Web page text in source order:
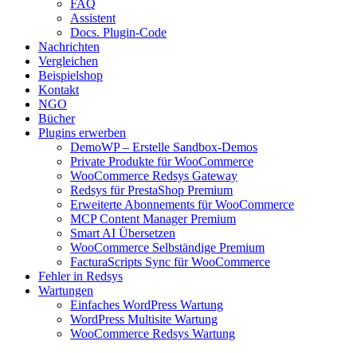
FAQ
Assistent
Docs. Plugin-Code
Nachrichten
Vergleichen
Beispielshop
Kontakt
NGO
Bücher
Plugins erwerben
DemoWP – Erstelle Sandbox-Demos
Private Produkte für WooCommerce
WooCommerce Redsys Gateway
Redsys für PrestaShop Premium
Erweiterte Abonnements für WooCommerce
MCP Content Manager Premium
Smart AI Übersetzen
WooCommerce Selbständige Premium
FacturaScripts Sync für WooCommerce
Fehler in Redsys
Wartungen
Einfaches WordPress Wartung
WordPress Multisite Wartung
WooCommerce Redsys Wartung